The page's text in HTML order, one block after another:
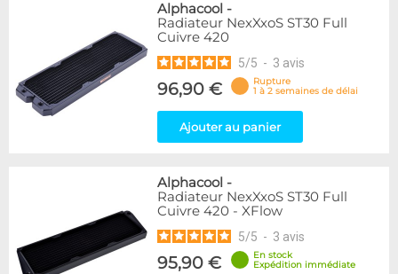
Alphacool -
Radiateur NexXxoS ST30 Full
Cuivre 420
5/5 - 3 avis
96,90 €
Rupture
1 à 2 semaines de délai
Ajouter au panier
Alphacool -
Radiateur NexXxoS ST30 Full
Cuivre 420 - XFlow
5/5 - 3 avis
95,90 €
En stock
Expédition immédiate